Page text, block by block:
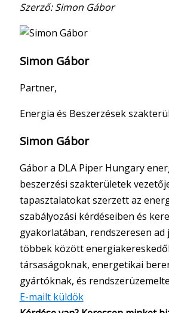
Szerző: Simon Gábor
Simon Gábor
Partner,
Energia és Beszerzések
Simon Gábor
Gábor a DLA Piper Hungary
beszerzési szakterületek
tapasztalatokat szerzett az
szabályozási kérdéseiben és
gyakorlatában, rendszeresen ad
többek között
társaságoknak, energetikai
gyártóknak, és
E-mailt küldök